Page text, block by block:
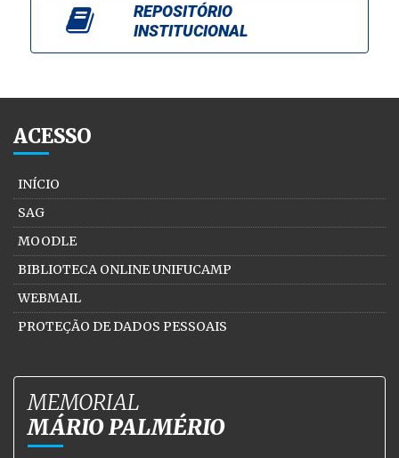
REPOSITÓRIO
INSTITUCIONAL
ACESSO
INÍCIO
SAG
MOODLE
BIBLIOTECA ONLINE UNIFUCAMP
WEBMAIL
PROTEÇÃO DE DADOS PESSOAIS
MEMORIAL
MÁRIO PALMÉRIO